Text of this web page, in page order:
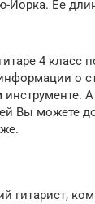
Йорка. Ее
4 класс
о
А
Вы можете
гитарист,